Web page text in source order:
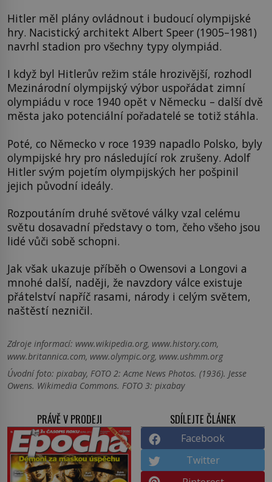
Hitler měl plány ovládnout i budoucí olympijské
hry. Nacistický architekt Albert Speer (1905–1981)
navrhl stadion pro všechny typy olympiád.
I když byl Hitlerův režim stále hrozivější, rozhodl
Mezinárodní olympijský výbor uspořádat zimní
olympiádu v roce 1940 opět v Německu – další dvě
města jako potenciální pořadatelé se totiž stáhla.
Poté, co Německo v roce 1939 napadlo Polsko, byly
olympijské hry pro následující rok zrušeny. Adolf
Hitler svým pojetím olympijských her pošpinil
jejich původní ideály.
Rozpoutáním druhé světové války vzal celému
světu dosavadní představy o tom, čeho všeho jsou
lidé vůči sobě schopni.
Jak však ukazuje příběh o Owensovi a Longovi a
mnohé další, naději, že navzdory válce existuje
přátelství napříč rasami, národy i celým světem,
naštěstí nezničil.
Zdroje informací: www.wikipedia.org, www.history.com,
www.britannica.com, www.olympic.org, www.ushmm.org
Úvodní foto: pixabay, FOTO 2: Acme News Photos. (1936). Jesse
Owens. Wikimedia Commons. FOTO 3: pixabay
PRÁVĚ V PRODEJI SDÍLEJTE ČLÁNEK
Facebook
Twitter